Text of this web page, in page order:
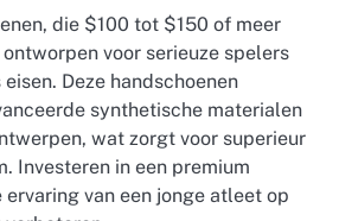
die $100 tot $150 of meer
voor serieuze spelers
Deze handschoenen
synthetische materialen
wat zorgt voor superieur
Investeren in een premium
ervaring van een jonge atleet op